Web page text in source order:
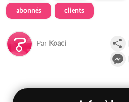
abonnés clients
Par Koaci